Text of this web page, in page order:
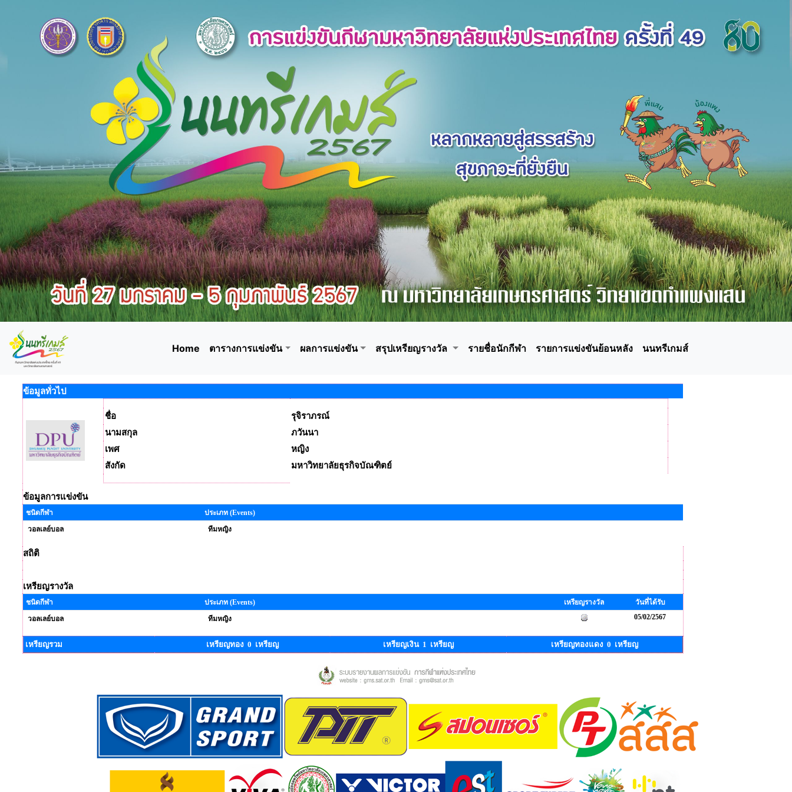
Home ตารางการแข่งขัน ผลการแข่งขัน สรุปเหรียญรางวัล รายชื่อนักกีฬา รายการแข่งขันย้อนหลัง นนทรีเกมส์
ข้อมูลทั่วไป
ชื่อ
รุจิราภรณ์
นามสกุล
ภวันนา
เพศ
หญิง
สังกัด
มหาวิทยาลัยธุรกิจบัณฑิตย์
ข้อมูลการแข่งขัน
ชนิดกีฬา
ประเภท (Events)
วอลเลย์บอล
ทีมหญิง
สถิติ
เหรียญรางวัล
ชนิดกีฬา ประเภท (Events) เหรียญรางวัล
วันที่ได้รับ
วอลเลย์บอล
ทีมหญิง 05/02/2567
เหรียญรวม เหรียญทอง 0 เหรียญ เหรียญเงิน 1 เหรียญ เหรียญทองแดง 0 เหรียญ